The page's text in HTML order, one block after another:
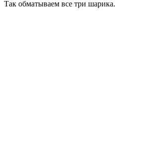
Так обматываем все три шарика.